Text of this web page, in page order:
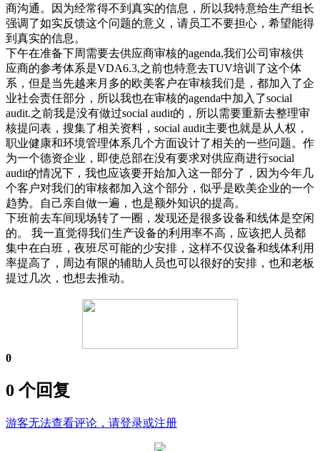
商沟通。因为经常得不到真实的信息，所以我特意给生产组长
强调了如实反馈这个问题的意义，请员工不要担心，希望能得
到真实的信息。
下午在准备下周需要去供应商审核的agenda,我们公司审核供
应商的参考体系是VDA6.3,之前也特意去TUV培训了这个体
系，但是当先越来月多的欧美客户在审核我们是，都加入了企
业社会责任部分，所以我也在审核的agenda中加入了social
audit.之前我是没有做过social audit的，所以需要重新去整理审
核提问表，搜集了相关资料，social audit主要也就是从人权，
职业健康和环境管理体系几个方面设计了相关的一些问题。作
为一个德资企业，即使总部在没有要求对供应商进行social
audit的情况下，我也应该要开始加入这一部分了，因为今年几
个客户对我们的审核都加入这个部分，似乎是欧美企业的一个
趋势。自己亲自做一遍，也是额外知识的提高。
下班前去车间现场转了一圈，发现还是很多设备和线体是空闲
的。 我一直觉得我们生产设备的利用率不高，应该把人员都
集中在白班，夜班尽可能的少安排，这样不仅设备和线体利用
率提高了，周边有限的辅助人员也可以很好的安排，也和老板
提过几次，也想去推动。
0
0 个回复
游客无法查看评论，请登录或注册